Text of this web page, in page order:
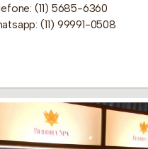
(11) 5685-6360
(11) 99991-0508